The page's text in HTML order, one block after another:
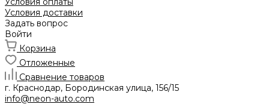
Условия доставки
Задать вопрос
Войти
Корзина
Отложенные
Сравнение товаров
г. Краснодар, Бородинская улица, 156/15
info@neon-auto.com